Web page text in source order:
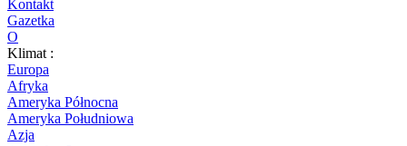
Kontakt
Gazetka
O
Klimat :
Europa
Afryka
Ameryka Północna
Ameryka Południowa
Azja